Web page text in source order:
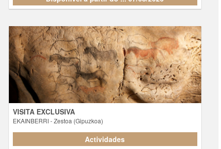
VISITA EXCLUSIVA
EKAINBERRI- Zestoa (Gipuzkoa)
Actividades
VISITA EXCLUSIVA
EKAINBERRI
- Zestoa (Gipuzkoa)
Actividades
Actividades